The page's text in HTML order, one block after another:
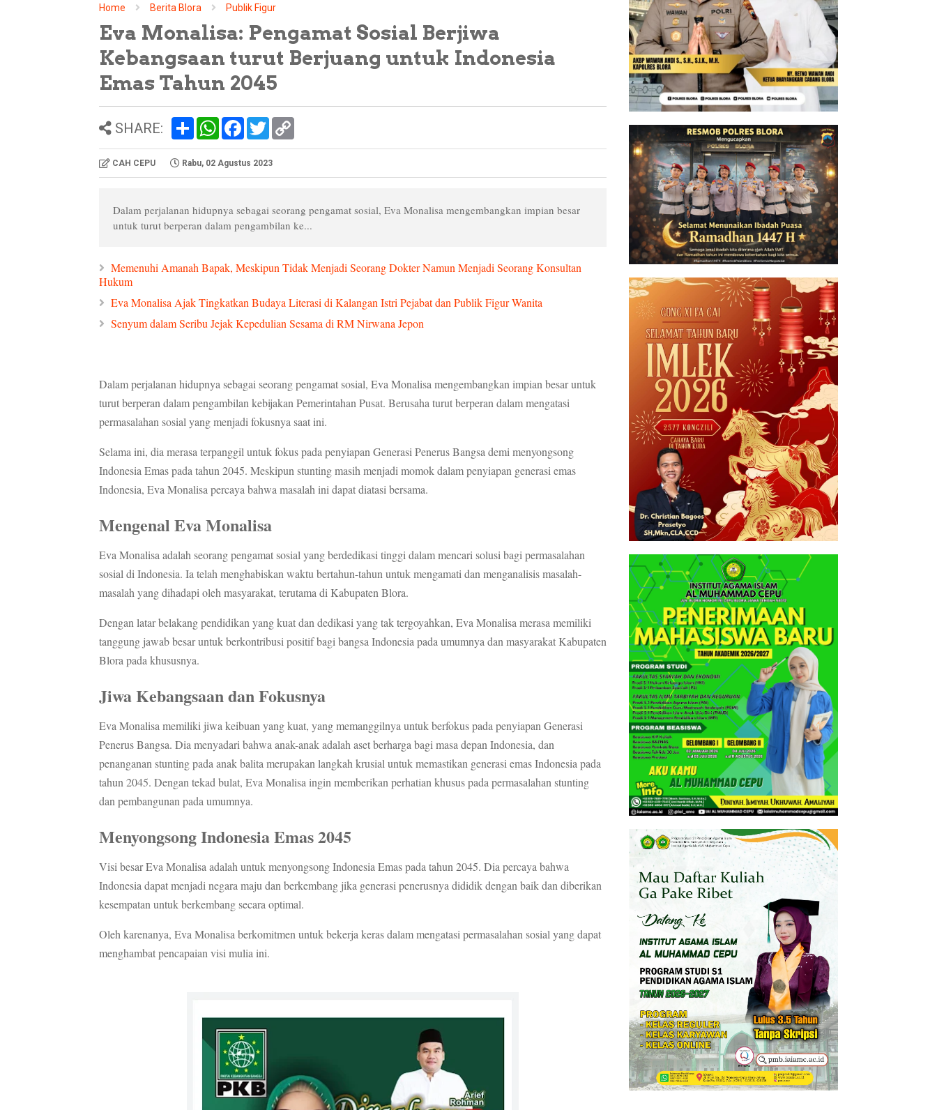
Home Berita Blora Publik Figur
Eva Monalisa: Pengamat Sosial Berjiwa
Kebangsaan turut Berjuang untuk Indonesia
Emas Tahun 2045
SHARE:
e
W
s
A
b
o
t
e
i
CAH CEPU Rabu, 02 Agustus 2023
Dalam perjalanan hidupnya sebagai seorang pengamat sosial, Eva Monalisa mengembangkan impian besar
untuk turut berperan dalam pengambilan ke...
Memenuhi Amanah Bapak, Meskipun Tidak Menjadi Seorang Dokter Namun Menjadi Seorang Konsultan
Hukum
Eva Monalisa Ajak Tingkatkan Budaya Literasi di Kalangan Istri Pejabat dan Publik Figur Wanita
Senyum dalam Seribu Jejak Kepedulian Sesama di RM Nirwana Jepon
Dalam perjalanan hidupnya sebagai seorang pengamat sosial, Eva Monalisa mengembangkan impian besar untuk
turut berperan dalam pengambilan kebijakan Pemerintahan Pusat. Berusaha turut berperan dalam mengatasi
permasalahan sosial yang menjadi fokusnya saat ini.
Selama ini, dia merasa terpanggil untuk fokus pada penyiapan Generasi Penerus Bangsa demi menyongsong
Indonesia Emas pada tahun 2045. Meskipun stunting masih menjadi momok dalam penyiapan generasi emas
Indonesia, Eva Monalisa percaya bahwa masalah ini dapat diatasi bersama.
Mengenal Eva Monalisa
Eva Monalisa adalah seorang pengamat sosial yang berdedikasi tinggi dalam mencari solusi bagi permasalahan
sosial di Indonesia. Ia telah menghabiskan waktu bertahun-tahun untuk mengamati dan menganalisis masalah-
masalah yang dihadapi oleh masyarakat, terutama di Kabupaten Blora.
Dengan latar belakang pendidikan yang kuat dan dedikasi yang tak tergoyahkan, Eva Monalisa merasa memiliki
tanggung jawab besar untuk berkontribusi positif bagi bangsa Indonesia pada umumnya dan masyarakat Kabupaten
Blora pada khususnya.
Jiwa Kebangsaan dan Fokusnya
Eva Monalisa memiliki jiwa keibuan yang kuat, yang memanggilnya untuk berfokus pada penyiapan Generasi
Penerus Bangsa. Dia menyadari bahwa anak-anak adalah aset berharga bagi masa depan Indonesia, dan
penanganan stunting pada anak balita merupakan langkah krusial untuk memastikan generasi emas Indonesia pada
tahun 2045. Dengan tekad bulat, Eva Monalisa ingin memberikan perhatian khusus pada permasalahan stunting
dan pembangunan pada umumnya.
Menyongsong Indonesia Emas 2045
Visi besar Eva Monalisa adalah untuk menyongsong Indonesia Emas pada tahun 2045. Dia percaya bahwa
Indonesia dapat menjadi negara maju dan berkembang jika generasi penerusnya dididik dengan baik dan diberikan
kesempatan untuk berkembang secara optimal.
Oleh karenanya, Eva Monalisa berkomitmen untuk bekerja keras dalam mengatasi permasalahan sosial yang dapat
menghambat pencapaian visi mulia ini.